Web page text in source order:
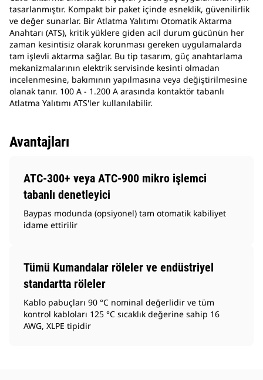
tasarlanmıştır. Kompakt bir paket içinde esneklik, güvenilirlik
ve değer sunarlar. Bir Atlatma Yalıtımı Otomatik Aktarma
Anahtarı (ATS), kritik yüklere giden acil durum gücünün her
zaman kesintisiz olarak korunması gereken uygulamalarda
tam işlevli aktarma sağlar. Bu tip tasarım, güç anahtarlama
mekanizmalarının elektrik servisinde kesinti olmadan
incelenmesine, bakımının yapılmasına veya değiştirilmesine
olanak tanır. 100 A - 1.200 A arasında kontaktör tabanlı
Atlatma Yalıtımı ATS'ler kullanılabilir.
Avantajları
ATC-300+ veya ATC-900 mikro işlemci
tabanlı denetleyici
Baypas modunda (opsiyonel) tam otomatik kabiliyet
idame ettirilir
Tümü Kumandalar röleler ve endüstriyel
standartta röleler
Kablo pabuçları 90 °C nominal değerlidir ve tüm
kontrol kabloları 125 °C sıcaklık değerine sahip 16
AWG, XLPE tipidir